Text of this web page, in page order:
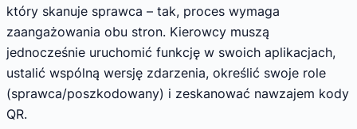
który skanuje sprawca – tak, proces wymaga
zaangażowania obu stron. Kierowcy muszą
jednocześnie uruchomić funkcję w swoich aplikacjach,
ustalić wspólną wersję zdarzenia, określić swoje role
(sprawca/poszkodowany) i zeskanować nawzajem kody
QR.